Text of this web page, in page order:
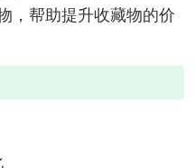
，帮助提升收藏物的价